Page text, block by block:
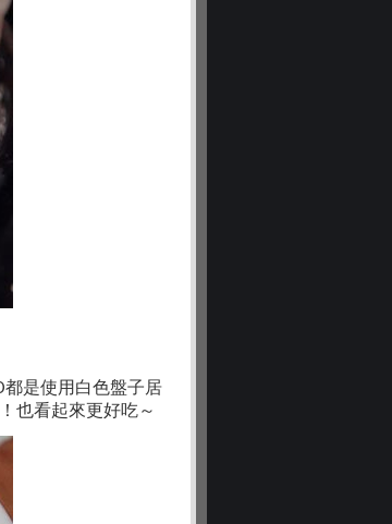
都是使用白色盤子居
也看起來更好吃～